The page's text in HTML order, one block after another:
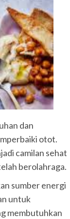
dan
otot.
camilan sehat
berolahraga.
sumber energi
untuk
membutuhkan